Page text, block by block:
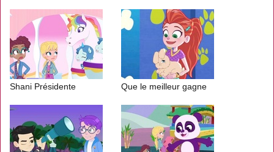
Shani Présidente Que le meilleur gagne